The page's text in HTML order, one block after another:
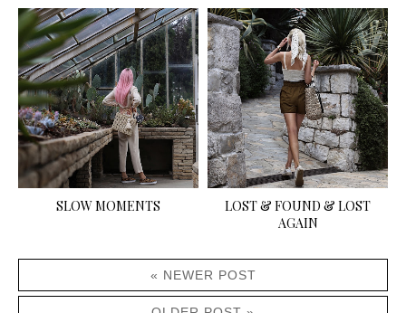
SLOW MOMENTS
LOST & FOUND & LOST
AGAIN
« NEWER POST